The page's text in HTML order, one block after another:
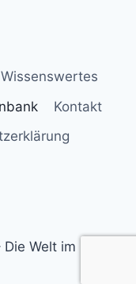
Wissenswertes
Kontakt
Welt im Blick